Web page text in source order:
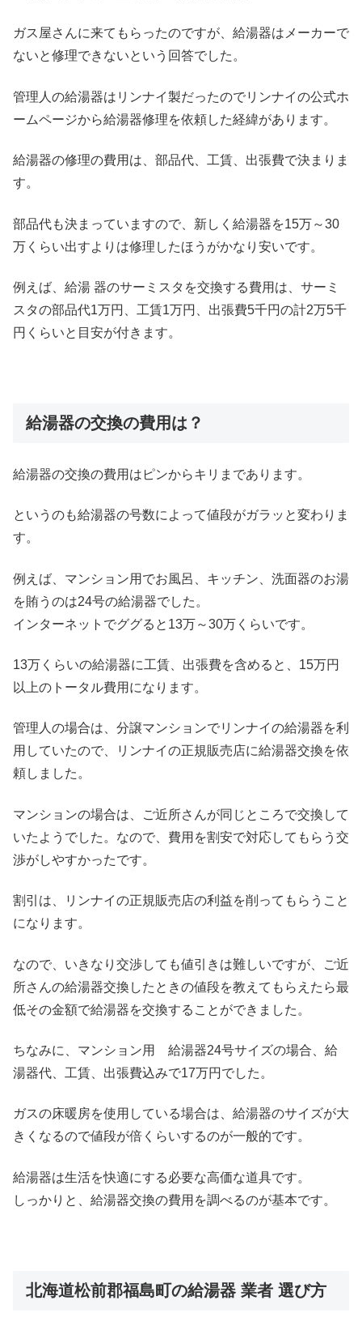
ガス屋さんに来てもらったのですが、給湯器はメーカーで
ないと修理できないという回答でした。
管理人の給湯器はリンナイ製だったのでリンナイの公式ホ
ームページから給湯器修理を依頼した経緯があります。
給湯器の修理の費用は、部品代、工賃、出張費で決まりま
す。
部品代も決まっていますので、新しく給湯器を15万～30
万くらい出すよりは修理したほうがかなり安いです。
例えば、給湯 器のサーミスタを交換する費用は、サーミ
スタの部品代1万円、工賃1万円、出張費5千円の計2万5千
円くらいと目安が付きます。
給湯器の交換の費用は？
給湯器の交換の費用はピンからキリまであります。
というのも給湯器の号数によって値段がガラッと変わりま
す。
例えば、マンション用でお風呂、キッチン、洗面器のお湯
を賄うのは24号の給湯器でした。
インターネットでググると13万～30万くらいです。
13万くらいの給湯器に工賃、出張費を含めると、15万円
以上のトータル費用になります。
管理人の場合は、分譲マンションでリンナイの給湯器を利
用していたので、リンナイの正規販売店に給湯器交換を依
頼しました。
マンションの場合は、ご近所さんが同じところで交換して
いたようでした。なので、費用を割安で対応してもらう交
渉がしやすかったです。
割引は、リンナイの正規販売店の利益を削ってもらうこと
になります。
なので、いきなり交渉しても値引きは難しいですが、ご近
所さんの給湯器交換したときの値段を教えてもらえたら最
低その金額で給湯器を交換することができました。
ちなみに、マンション用 給湯器24号サイズの場合、給
湯器代、工賃、出張費込みで17万円でした。
ガスの床暖房を使用している場合は、給湯器のサイズが大
きくなるので値段が倍くらいするのが一般的です。
給湯器は生活を快適にする必要な高価な道具です。
しっかりと、給湯器交換の費用を調べるのが基本です。
北海道松前郡福島町の給湯器 業者 選び方